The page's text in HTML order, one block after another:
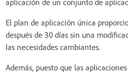
El plan de aplicación única
después de 30 días sin una
las necesidades cambiantes.
Además, puesto que las